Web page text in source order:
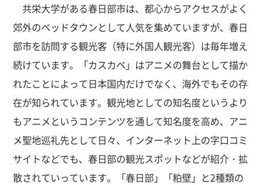
共栄大学がある春日部市は、都心からアクセスがよく
郊外のベッドタウンとして人気を集めていますが、春日
部市を訪問する観光客（特に外国人観光客）は毎年増え
続けています。「カスカベ」はアニメの舞台として描か
れたことによって日本国内だけでなく、海外でもその存
在が知られています。観光地としての知名度というより
もアニメというコンテンツを通して知名度を高め、アニ
メ聖地巡礼先として日々、インターネット上の字口コミ
サイトなどでも、春日部の観光スポットなどが紹介・拡
散されていっています。「春日部」「粕壁」と2種類の